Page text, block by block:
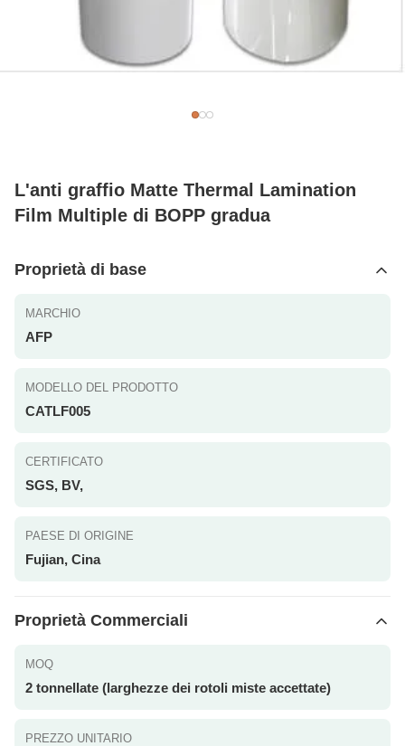
L'anti graffio Matte Thermal Lamination
Film Multiple di BOPP gradua
Proprietà di base
MARCHIO
AFP
MODELLO DEL PRODOTTO
CATLF005
CERTIFICATO
SGS, BV,
PAESE DI ORIGINE
Fujian, Cina
Proprietà Commerciali
MOQ
2 tonnellate (larghezze dei rotoli miste accettate)
PREZZO UNITARIO